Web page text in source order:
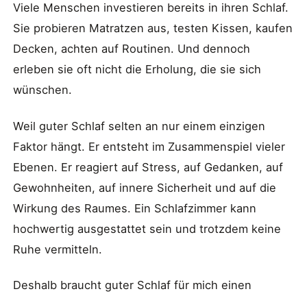
Viele Menschen investieren bereits in ihren Schlaf.
Sie probieren Matratzen aus, testen Kissen, kaufen
Decken, achten auf Routinen. Und dennoch
erleben sie oft nicht die Erholung, die sie sich
wünschen.
Weil guter Schlaf selten an nur einem einzigen
Faktor hängt. Er entsteht im Zusammenspiel vieler
Ebenen. Er reagiert auf Stress, auf Gedanken, auf
Gewohnheiten, auf innere Sicherheit und auf die
Wirkung des Raumes. Ein Schlafzimmer kann
hochwertig ausgestattet sein und trotzdem keine
Ruhe vermitteln.
Deshalb braucht guter Schlaf für mich einen